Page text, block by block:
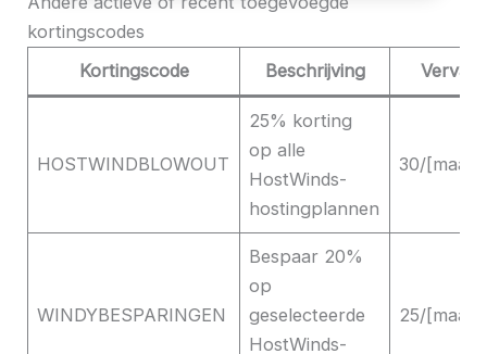
kortingscodes
Kortingscode
Beschrijving
HOSTWINDBLOWOUT
25% korting
op alle
HostWinds-
hostingplannen
30/
WINDYBESPARINGEN
Bespaar 20%
op
geselecteerde
HostWinds-
25/